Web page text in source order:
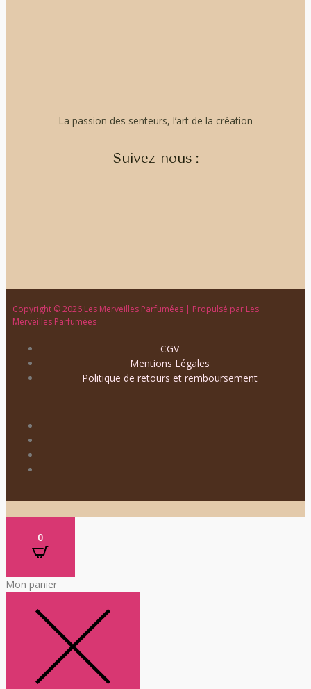
La passion des senteurs, l’art de la création
Suivez-nous :
Copyright © 2026 Les Merveilles Parfumées | Propulsé par Les
Merveilles Parfumées
CGV
Mentions Légales
Politique de retours et remboursement
0
Mon panier